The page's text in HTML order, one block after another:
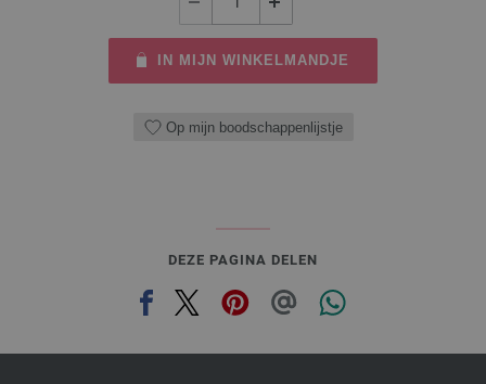
IN MIJN WINKELMANDJE
Op mijn boodschappenlijstje
DEZE PAGINA DELEN